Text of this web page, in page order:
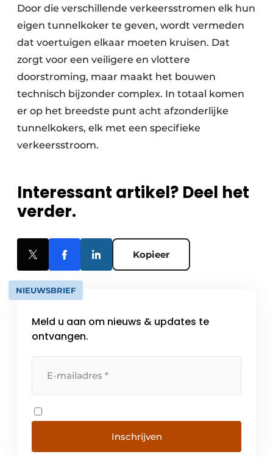
Door die verschillende verkeersstromen elk hun
eigen tunnelkoker te geven, wordt vermeden
dat voertuigen elkaar moeten kruisen. Dat
zorgt voor een veiligere en vlottere
doorstroming, maar maakt het bouwen
technisch bijzonder complex. In totaal komen
er op het breedste punt acht afzonderlijke
tunnelkokers, elk met een specifieke
verkeersstroom.
Interessant artikel? Deel het
verder.
Kopieer
NIEUWSBRIEF
Meld u aan om nieuws & updates te
ontvangen.
Inschrijven